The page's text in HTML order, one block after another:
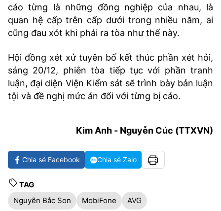
cáo từng là những đồng nghiệp của nhau, là
quan hệ cấp trên cấp dưới trong nhiều năm, ai
cũng đau xót khi phải ra tòa như thế này.
Hội đồng xét xử tuyên bố kết thúc phần xét hỏi,
sáng 20/12, phiên tòa tiếp tục với phần tranh
luận, đại diện Viện Kiểm sát sẽ trình bày bản luận
tội và đề nghị mức án đối với từng bị cáo.
Kim Anh - Nguyễn Cúc (TTXVN)
Chia sẻ Facebook Chia sẻ Zalo
TAG
Nguyễn Bắc Son
MobiFone AVG